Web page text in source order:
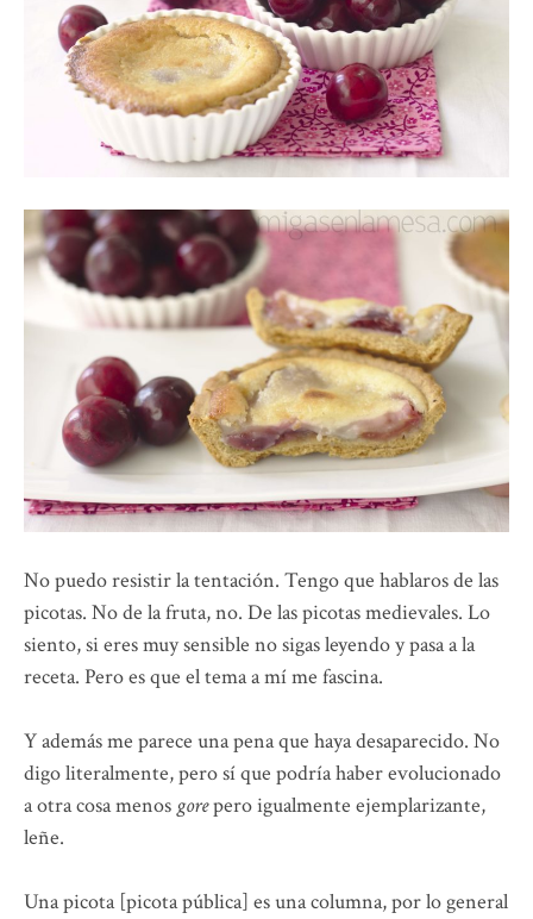
No puedo resistir la tentación. Tengo que hablaros de las
picotas. No de la fruta, no. De las picotas medievales. Lo
siento, si eres muy sensible no sigas leyendo y pasa a la
receta. Pero es que el tema a mí me fascina.
Y además me parece una pena que haya desaparecido. No
digo literalmente, pero sí que podría haber evolucionado
a otra cosa menos gorepero igualmente ejemplarizante,
leñe.
Una picota [picota pública] es una columna, por lo general